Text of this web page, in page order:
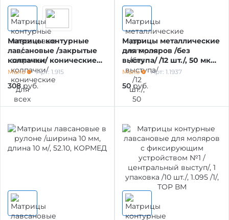
Матрицы контурные
лавсановые /закрытые
колпачки/ конические
для всех групп зубов
НАБОР /64 шт./, 1.915, ТОР
ВМ
Мало Арт: 1.915
308 руб.
Матрицы металлические
для моляров /без
выступа/ /12 шт./, 50 мкм,
1.0937, ТОР ВМ
Мало Арт: 1.1937
50руб.